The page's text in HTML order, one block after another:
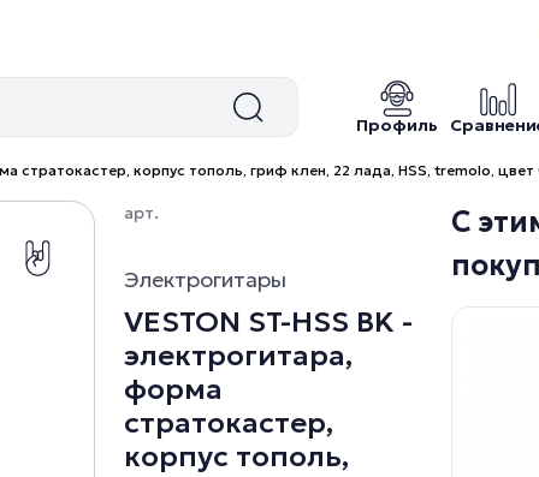
Профиль
стратокастер, корпус тополь, гриф клен, 22 лада, HSS, tremolo,
арт.
Электрогитары
VESTON ST-HSS BK -
электрогитара,
форма
стратокастер,
корпус тополь,
С